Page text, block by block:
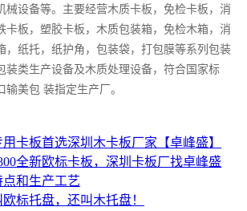
械设备等。主要经营木质卡板，免检卡板，消
卡板，塑胶卡板，木质包装箱，免检木箱，消
，纸托，纸护角，包装袋，打包膜等系列包装
装类生产设备及木质处理设备，符合国家标
美包 装指定生产厂。
卡板首选深圳木卡板厂家【卓峰盛】
全新欧标卡板，深圳卡板厂找卓峰盛
和生产工艺
标托盘，还叫木托盘！